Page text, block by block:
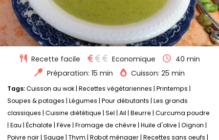
Recette facile Economique
40 min
Préparation: 15 min
Cuisson: 25 min
Tags:Cuisson au wok Recettes végétariennes Printemps
Soupes & potages Légumes Pour débutants Les grands
classiques Cuisine diététique Sel Ail Beurre Curcuma poudre
Eau Échalote Fève Fromage de chèvre Huile d'olive Oignon
Poivre noir Sauge Thym Robot ménager Recettes sans oeufs